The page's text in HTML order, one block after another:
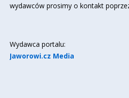
wydawców prosimy o kontakt
Wydawca portalu:
Jaworowi.cz Media